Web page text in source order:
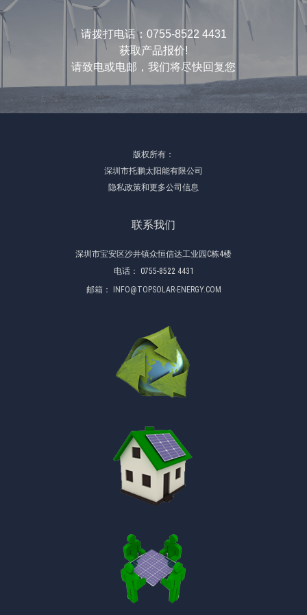
请拨打电话：0755-8522 4431
获取产品报价!
请致电或电邮，我们将尽快回复您
版权所有：
深圳市托鹏太阳能有限公司
隐私政策和更多公司信息
联系我们
深圳市宝安区沙井镇众恒信达工业园C栋4楼
电话：
0755-8522 4431
邮箱：
INFO@TOPSOLAR-ENERGY.COM